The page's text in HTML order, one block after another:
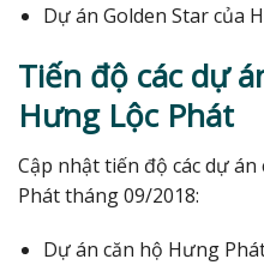
Dự án Golden Star của
Tiến độ các dự
Hưng Lộc Phát
Cập nhật tiến độ các dự
Phát tháng 09/2018:
Dự án căn hộ Hưng